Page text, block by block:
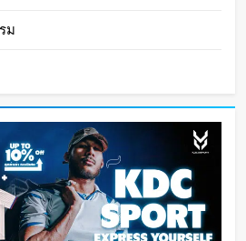
านจริง
วโมง ago
ม